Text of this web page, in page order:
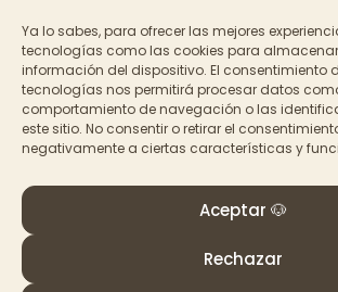
Ya lo sabes, para ofrecer las mejores
tecnologías como las cookies para
información del dispositivo. El consentimiento
tecnologías nos permitirá procesar datos
comportamiento de navegación o las
este sitio. No consentir o retirar el
negativamente a ciertas características y
Aceptar 🐶
Rechazar
Acceder a los cursos
Contacto
Términos y Condiciones–Política de